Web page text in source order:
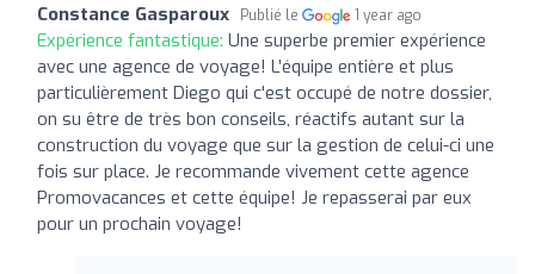
Constance Gasparoux Publié le 1 year ago
Expérience fantastique: Une superbe premier expérience
avec une agence de voyage! L’équipe entière et plus
particulièrement Diego qui c'est occupé de notre dossier,
on su être de très bon conseils, réactifs autant sur la
construction du voyage que sur la gestion de celui-ci une
fois sur place. Je recommande vivement cette agence
Promovacances et cette équipe! Je repasserai par eux
pour un prochain voyage!